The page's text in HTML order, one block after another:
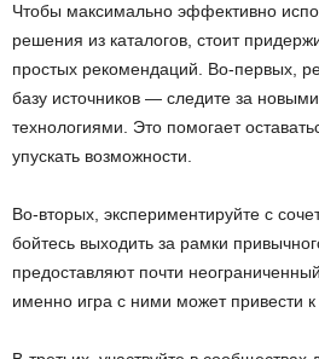
Чтобы максимально эффективно
решения из каталогов, стоит
простых рекомендаций. Во-первых,
базу источников — следите за
технологиями. Это помогает
упускать возможности.
Во-вторых, экспериментируйте с
бойтесь выходить за рамки
предоставляют почти
именно игра с ними может привести